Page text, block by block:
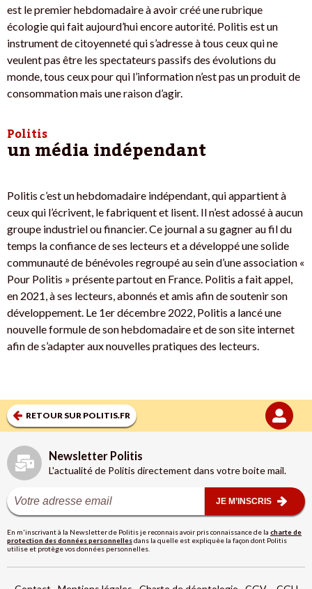
est le premier hebdomadaire à avoir créé une rubrique
écologie qui fait aujourd’hui encore autorité. Politis est un
instrument de citoyenneté qui s’adresse à tous ceux qui ne
veulent pas être les spectateurs passifs des évolutions du
monde, tous ceux pour qui l’information n’est pas un produit de
consommation mais une raison d’agir.
Politis
un média indépendant
Politis c’est un hebdomadaire indépendant, qui appartient à
ceux qui l’écrivent, le fabriquent et lisent. Il n’est adossé à aucun
groupe industriel ou financier. Ce journal a su gagner au fil du
temps la confiance de ses lecteurs et a développé une solide
communauté de bénévoles regroupé au sein d’une association «
Pour Politis » présente partout en France. Politis a fait appel,
en 2021, à ses lecteurs, abonnés et amis afin de soutenir son
développement. Le 1er décembre 2022, Politis a lancé une
nouvelle formule de son hebdomadaire et de son site internet
afin de s’adapter aux nouvelles pratiques des lecteurs.
RETOUR SUR POLITIS.FR
Newsletter Politis
L'actualité de Politis directement dans votre boite mail.
JE M’INSCRIS
En m'inscrivant à la Newsletter de Politis je reconnais avoir pris connaissance de la charte de
protection des données personnellesdans la quelle est expliquèe la façon dont Politis
utilise et protège vos données personnelles.